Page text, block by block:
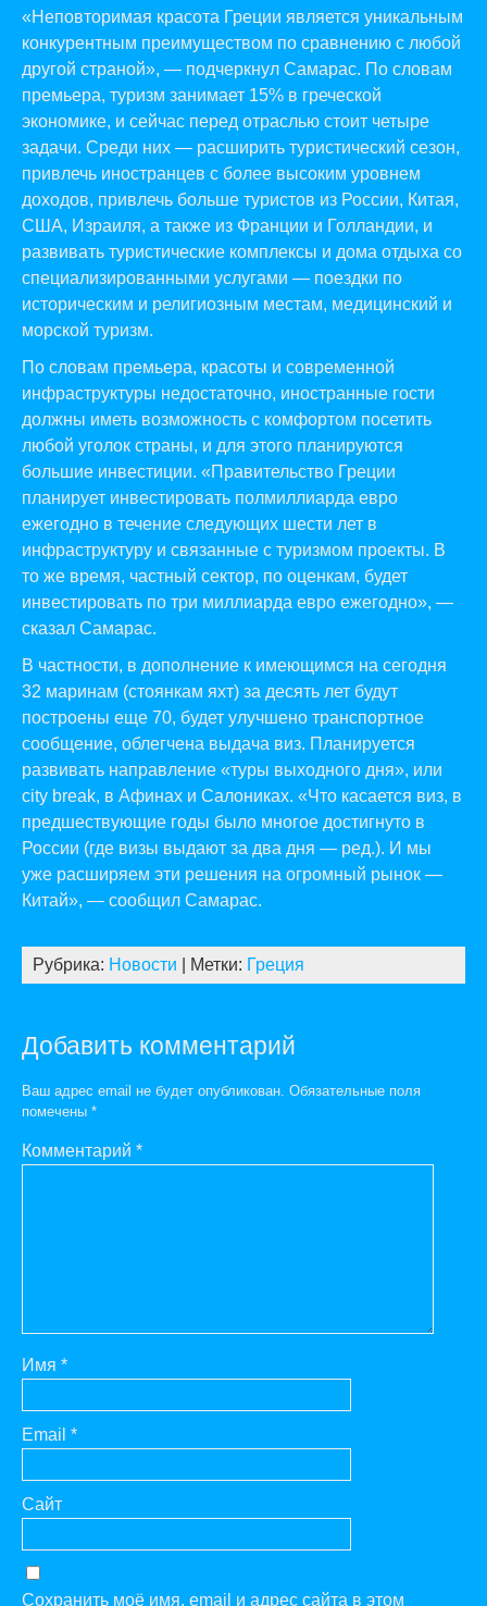
«Неповторимая красота Греции является уникальным
конкурентным преимуществом по сравнению с любой
другой страной», — подчеркнул Самарас. По словам
премьера, туризм занимает 15% в греческой
экономике, и сейчас перед отраслью стоит четыре
задачи. Среди них — расширить туристический сезон,
привлечь иностранцев с более высоким уровнем
доходов, привлечь больше туристов из России, Китая,
США, Израиля, а также из Франции и Голландии, и
развивать туристические комплексы и дома отдыха со
специализированными услугами — поездки по
историческим и религиозным местам, медицинский и
морской туризм.
По словам премьера, красоты и современной
инфраструктуры недостаточно, иностранные гости
должны иметь возможность с комфортом посетить
любой уголок страны, и для этого планируются
большие инвестиции. «Правительство Греции
планирует инвестировать полмиллиарда евро
ежегодно в течение следующих шести лет в
инфраструктуру и связанные с туризмом проекты. В
то же время, частный сектор, по оценкам, будет
инвестировать по три миллиарда евро ежегодно», —
сказал Самарас.
В частности, в дополнение к имеющимся на сегодня
32 маринам (стоянкам яхт) за десять лет будут
построены еще 70, будет улучшено транспортное
сообщение, облегчена выдача виз. Планируется
развивать направление «туры выходного дня», или
city break, в Афинах и Салониках. «Что касается виз, в
предшествующие годы было многое достигнуто в
России (где визы выдают за два дня — ред.). И мы
уже расширяем эти решения на огромный рынок —
Китай», — сообщил Самарас.
Рубрика: Новости | Метки: Греция
Добавить комментарий
Ваш адрес email не будет опубликован. Обязательные поля
помечены *
Комментарий *
Имя *
Email *
Сайт
Сохранить моё имя, email и адрес сайта в этом